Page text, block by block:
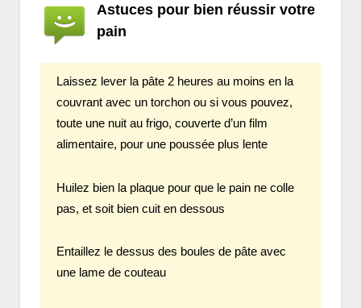
Astuces pour bien réussir votre
pain
Laissez lever la pâte 2 heures au moins en la
couvrant avec un torchon ou si vous pouvez,
toute une nuit au frigo, couverte d’un film
alimentaire, pour une poussée plus lente
Huilez bien la plaque pour que le pain ne colle
pas, et soit bien cuit en dessous
Entaillez le dessus des boules de pâte avec
une lame de couteau